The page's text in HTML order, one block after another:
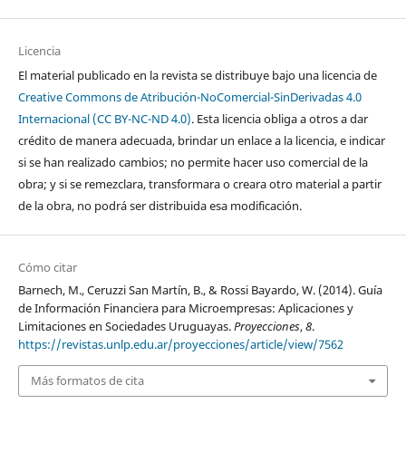
Licencia
El material publicado en la revista se distribuye bajo una licencia de
Creative Commons de Atribución-NoComercial-SinDerivadas 4.0
Internacional (CC BY-NC-ND 4.0). Esta licencia obliga a otros a dar
crédito de manera adecuada, brindar un enlace a la licencia, e indicar
si se han realizado cambios; no permite hacer uso comercial de la
obra; y si se remezclara, transformara o creara otro material a partir
de la obra, no podrá ser distribuida esa modificación.
Cómo citar
Barnech, M., Ceruzzi San Martín, B., & Rossi Bayardo, W. (2014). Guía
de Información Financiera para Microempresas: Aplicaciones y
Limitaciones en Sociedades Uruguayas.Proyecciones,8.
https://revistas.unlp.edu.ar/proyecciones/article/view/7562
Más formatos de cita